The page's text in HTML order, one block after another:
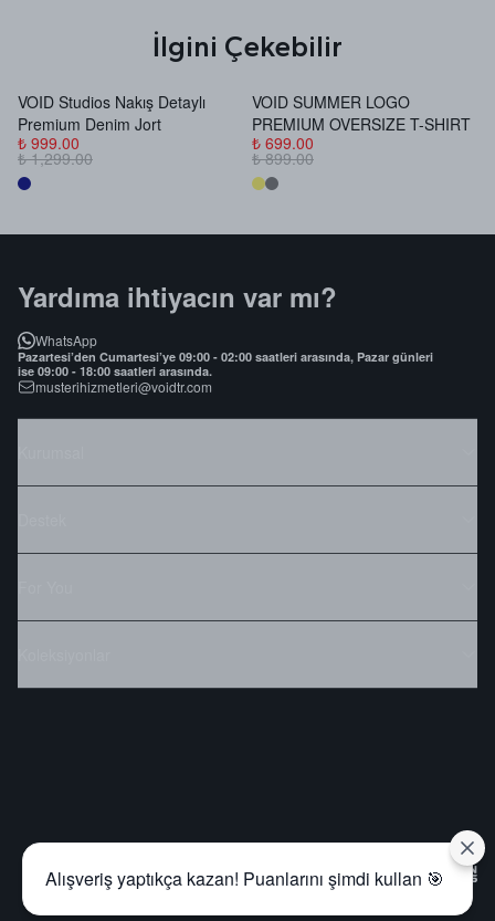
İlgini Çekebilir
VOID Studios Nakış Detaylı
Premium Denim Jort
₺ 999.00
₺ 1,299.00
VOID SUMMER LOGO
PREMIUM OVERSIZE T-SHIRT
₺ 699.00
₺ 899.00
Yardıma ihtiyacın var mı?
WhatsApp
Pazartesi’den Cumartesi’ye 09:00 - 02:00 saatleri arasında, Pazar günleri
ise 09:00 - 18:00 saatleri arasında.
musterihizmetleri@voidtr.com
Alışveriş yaptıkça kazan! Puanlarını şimdi kullan 🎯